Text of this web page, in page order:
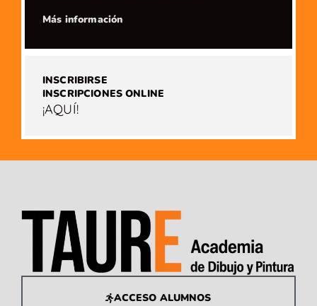
​Más información
INSCRIBIRSE
INSCRIPCIONES ONLINE
¡AQUÍ!
ACCESO ALUMNOS